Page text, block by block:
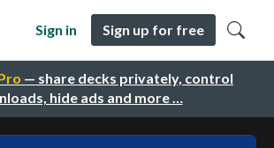
— share decks privately, control
hide ads and more …
Sign in Sign up for free